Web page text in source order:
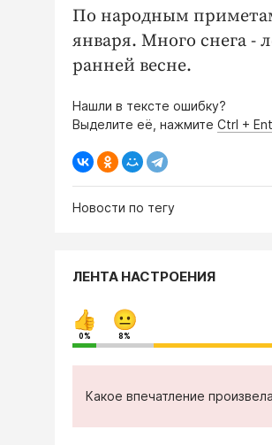
По народным
января. Много снега -
ранней весне.
Нашли в тексте ошибку?
Выделите её, нажмите Ctrl +
Новости по тегу
ЛЕНТА НАСТРОЕНИЯ
0% 8%
Какое впечатление